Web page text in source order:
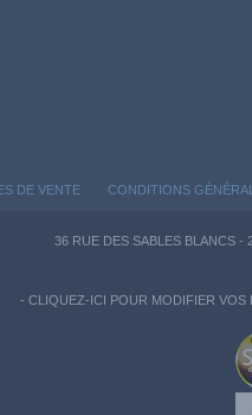
DE VENTE CONDITIONS
36 RUE DES SABLES BLANCS -
- CLIQUEZ-ICI POUR MODIFIER VOS